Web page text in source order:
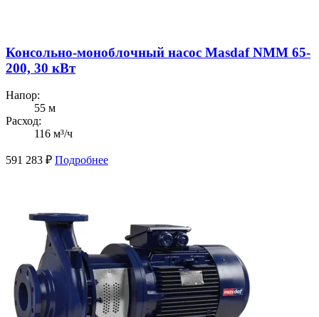
Консольно-моноблочный насос Masdaf NMM 65-
200, 30 кВт
Напор:
55 м
Расход:
116 м³/ч
591 283 ₽ Подробнее